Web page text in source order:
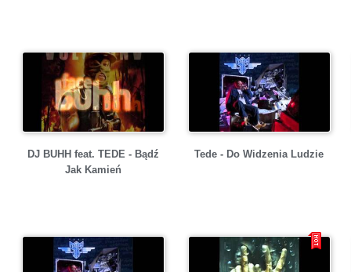
DJ BUHH feat. TEDE - Bądź
Jak Kamień
Tede - Do Widzenia Ludzie